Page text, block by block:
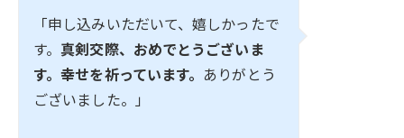
「申し込みいただいて、嬉しかったで
す。真剣交際、おめでとうございま
す。幸せを祈っています。 ありがとう
ございました。」